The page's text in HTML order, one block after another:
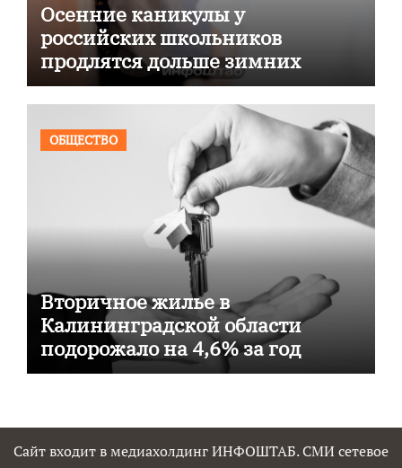
Осенние каникулы у
российских школьников
продлятся дольше зимних
ОБЩЕСТВО
Вторичное жилье в
Калининградской области
подорожало на 4,6% за год
Сайт входит в медиахолдинг ИНФОШТАБ. СМИ сетевое